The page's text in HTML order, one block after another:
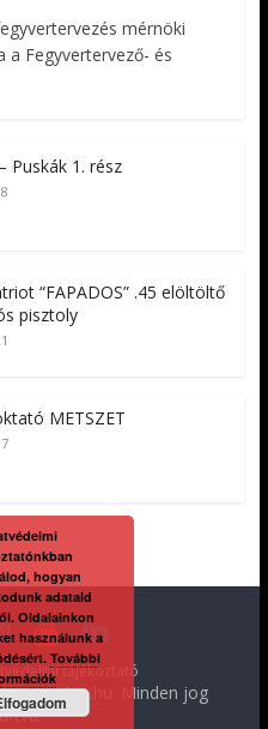
mérnöki
a Fegyvertervező- és
Puskák 1. rész
“FAPADOS” .45 elöltöltő
pisztoly
METSZET
tájékoztató
. Minden jog
hogyan
adataid
Oldalainkon
használunk a
További